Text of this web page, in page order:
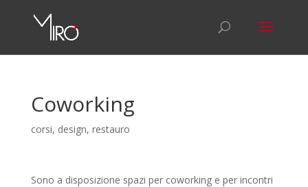
Coworking
corsi, design, restauro
Sono a disposizione spazi per coworking e per incontri